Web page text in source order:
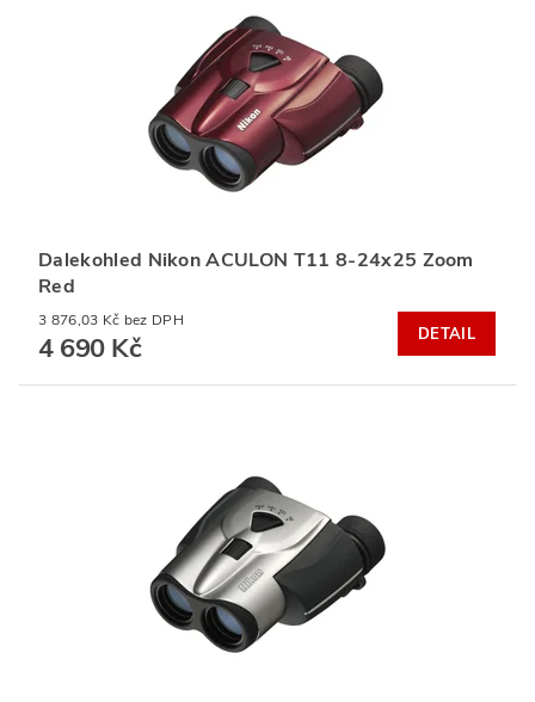
Dalekohled Nikon ACULON T11 8-24x25 Zoom
Red
3 876,03 Kč bez DPH
4 690 Kč DETAIL